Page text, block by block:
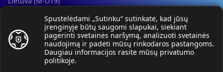
Spustelėdami „Sutinku“ sutinkate, kad jūsų
įrenginyje būtų saugomi slapukai, siekiant
pagerinti svetainės naršymą, analizuoti svetainės
naudojimą ir padėti mūsų rinkodaros pastangoms.
Daugiau informacijos rasite mūsų privatumo
politikoje.
Lietuva (M-U16)